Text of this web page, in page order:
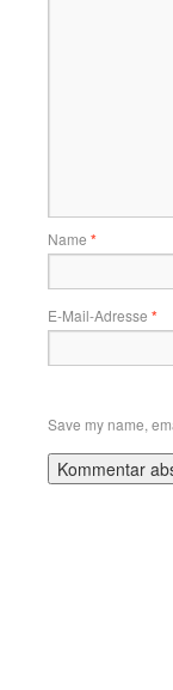
Name *
E-Mail-Adresse *
Save my name,